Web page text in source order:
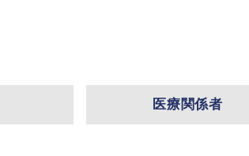
医療関係者